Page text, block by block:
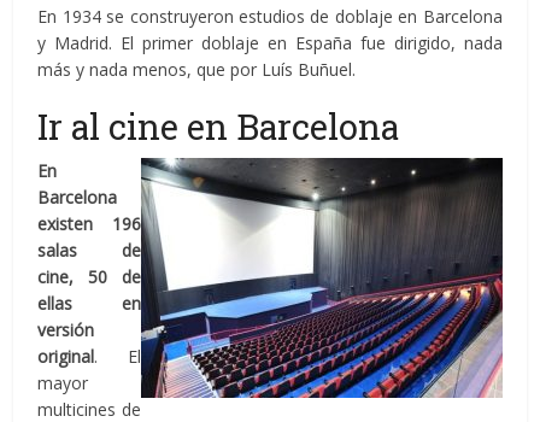
En 1934 se construyeron estudios de doblaje en Barcelona
y Madrid. El primer doblaje en España fue dirigido, nada
más y nada menos, que por Luís Buñuel.
Ir al cine en Barcelona
En
Barcelona
existen 196
salas de
cine, 50 de
ellas en
versión
original. El
mayor
multicines de